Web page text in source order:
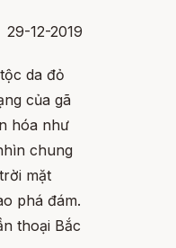
29-12-2019
da đỏ
của gã
hóa như
chung
mặt
phá đám.
thoại Bắc